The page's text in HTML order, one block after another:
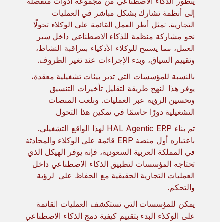
إلى أنظمة تشارك بشكل مباشر في العمليات
التجارية. تمثل أطر العمل القائمة على الوكلاء تحولًا
نحو مشاركة منظمة للذكاء الاصطناعي داخل سير
العمل، مما يسمح للوكلاء الأذكياء بمراقبة النشاط،
وتقييم السياق، وبدء الإجراءات عند تغير الظروف.
بالنسبة للمؤسسات التي تدير بيئات تشغيلية معقدة،
يوفر هذا النهج طريقة لتقليل تأخيرات التنسيق
وتحسين الرؤية عبر العمليات. وتلعب المنصات
التشغيلية دورًا حاسمًا في تمكين هذا التحول.
تم بناء HAL Agentic ERP لهذا الواقع التشغيلي.
باعتباره أول منصة ERP قائمة على الوكلاء والمحادثة
في المملكة العربية السعودية، فإنه يوفر الهيكل الذي
تحتاجه المؤسسات لتطبيق الذكاء الاصطناعي داخل
العمليات التجارية الحقيقية مع الحفاظ على الرؤية
والتحكم.
يمكن للمؤسسات التي تستكشف العمليات القائمة
على الوكلاء البدء بتقييم كيفية دمج الذكاء الاصطناعي